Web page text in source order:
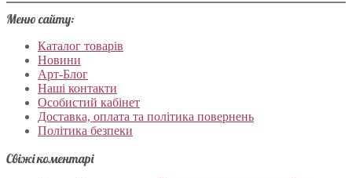
Меню сайту:
Каталог товарів
Новини
Арт-Блог
Наші контакти
Особистий кабінет
Доставка, оплата та політика повернень
Політика безпеки
Свіжі коментарі